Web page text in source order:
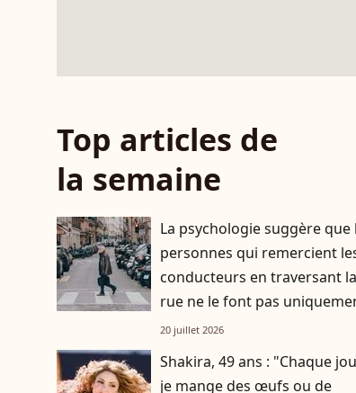
Top articles de
la semaine
La psychologie suggère que
personnes qui remercient
conducteurs en traversant la
rue ne le font pas
par gratitude
20 juillet 2026
Shakira, 49 ans : "Chaque
je mange des œufs ou de